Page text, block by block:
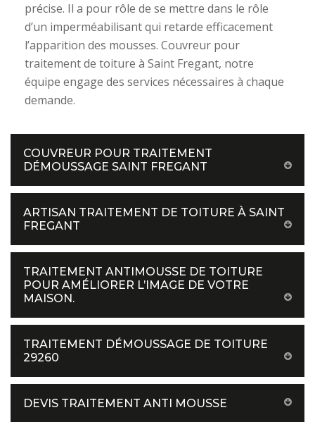
précise. Il a pour rôle de se mettre dans le rôle
d’un imperméabilisant qui retarde efficacement
l’apparition des mousses. Couvreur pour
traitement de toiture à Saint Fregant, notre
équipe engage des services nécessaires à chaque
demande.
COUVREUR POUR TRAITEMENT
DÉMOUSSAGE SAINT FREGANT
ARTISAN TRAITEMENT DE TOITURE À SAINT
FREGANT
TRAITEMENT ANTIMOUSSE DE TOITURE
POUR AMÉLIORER L’IMAGE DE VOTRE
MAISON.
TRAITEMENT DÉMOUSSAGE DE TOITURE
29260
DEVIS TRAITEMENT ANTI MOUSSE